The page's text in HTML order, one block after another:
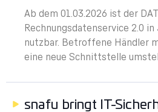
Ab dem 01.03.2026 ist der
Rechnungsdatenservice 2.0
nutzbar. Betroffene Händler
eine neue Schnittstelle
snafu bringt IT-